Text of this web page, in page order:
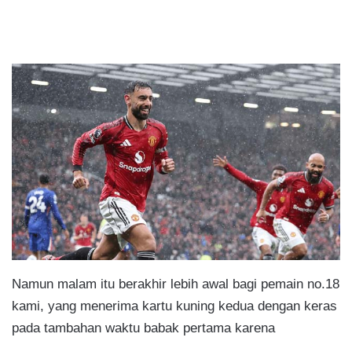
Namun malam itu berakhir lebih awal bagi pemain no.18
kami, yang menerima kartu kuning kedua dengan keras
pada tambahan waktu babak pertama karena